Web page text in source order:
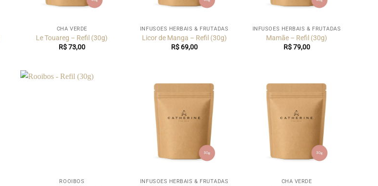
CHÁ VERDE
Le Touareg – Refil (30g)
R$73,00
INFUSÕES HERBAIS & FRUTADAS
Licor de Manga – Refil (30g)
R$69,00
INFUSÕES HERBAIS & FRUTADAS
Mamãe – Refil (30g)
R$79,00
ROOIBOS INFUSÕES HERBAIS & FRUTADAS CHÁ VERDE